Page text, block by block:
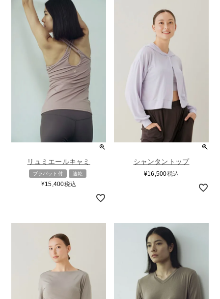
リュミエールキャミ
ブラパット付 速乾
¥15,400税込
シャンタントップ
¥16,500税込